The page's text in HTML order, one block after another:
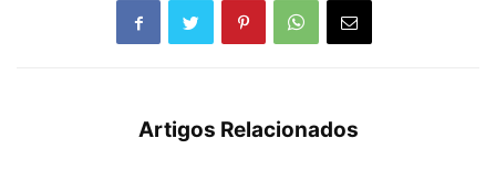
Artigos Relacionados